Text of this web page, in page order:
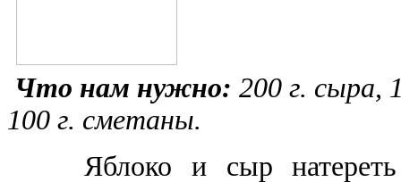
Что нам нужно: 200 г. сыра,
100 г. сметаны.
Яблоко и сыр натереть